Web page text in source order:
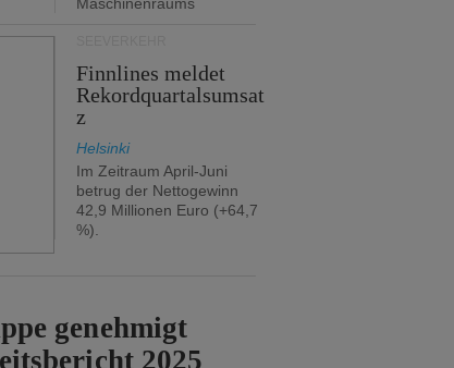
Finnlines meldet
Rekordquartalsumsat
z
Helsinki
Im Zeitraum April-Juni
betrug der Nettogewinn
42,9 Millionen Euro (+64,7
%).
genehmigt
2025